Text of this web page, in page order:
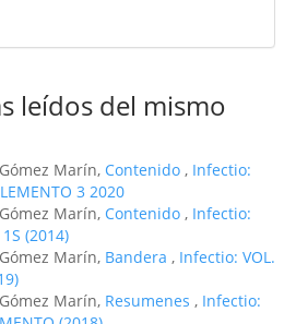
leídos del mismo
Marín, Contenido , Infectio:
3 2020
Marín, Contenido , Infectio:
(2014)
Marín, Bandera , Infectio: VOL.
Marín, Resumenes , Infectio: